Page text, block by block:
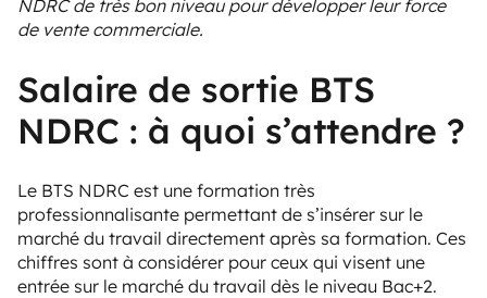
NDRC de très bon niveau pour développer leur force
de vente commerciale.
Salaire de sortie BTS
NDRC : à quoi s’attendre ?
Le BTS NDRC est une formation très
professionnalisante permettant de s’insérer sur le
marché du travail directement après sa formation. Ces
chiffres sont à considérer pour ceux qui visent une
entrée sur le marché du travail dès le niveau Bac+2.